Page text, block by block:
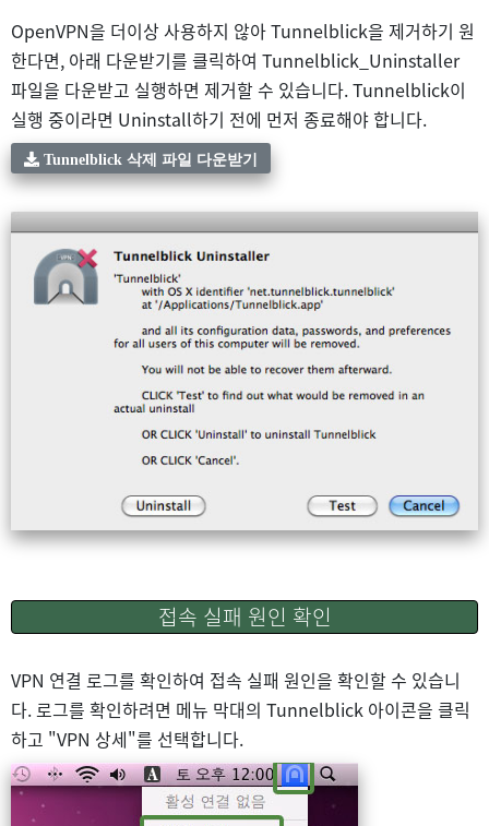
OpenVPN을 더이상 사용하지 않아 Tunnelblick을 제거하기 원
한다면, 아래 다운받기를 클릭하여 Tunnelblick_Uninstaller
파일을 다운받고 실행하면 제거할 수 있습니다. Tunnelblick이
실행 중이라면 Uninstall하기 전에 먼저 종료해야 합니다.
Tunnelblick 삭제 파일 다운받기
접속 실패 원인 확인
VPN 연결 로그를 확인하여 접속 실패 원인을 확인할 수 있습니
다. 로그를 확인하려면 메뉴 막대의 Tunnelblick 아이콘을 클릭
하고 "VPN 상세"를 선택합니다.